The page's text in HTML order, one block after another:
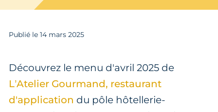
Publié le 14 mars 2025
Découvrez le menu d'avril 2025 de
L’Atelier Gourmand, restaurant
d'application du pôle hôtellerie-